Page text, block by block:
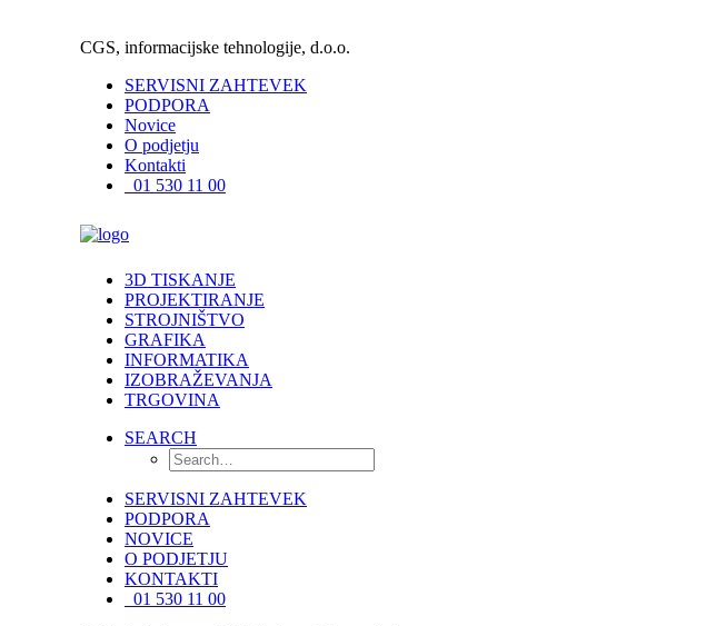
CGS, informacijske tehnologije, d.o.o.
SERVISNI ZAHTEVEK
PODPORA
Novice
O podjetju
Kontakti
01 530 11 00
3D TISKANJE
PROJEKTIRANJE
STROJNIŠTVO
GRAFIKA
INFORMATIKA
IZOBRAŽEVANJA
TRGOVINA
SEARCH
SERVISNI ZAHTEVEK
PODPORA
NOVICE
O PODJETJU
KONTAKTI
01 530 11 00